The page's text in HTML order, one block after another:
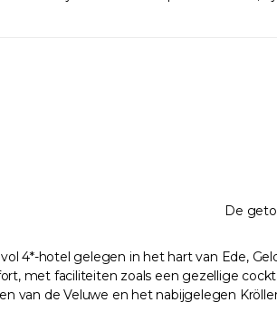
De
4*-hotel gelegen in het hart van Ede,
met faciliteiten zoals een gezellige
van de Veluwe en het nabijgelegen